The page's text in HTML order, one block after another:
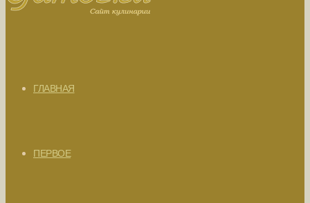
ГЛАВНАЯ
ПЕРВОЕ